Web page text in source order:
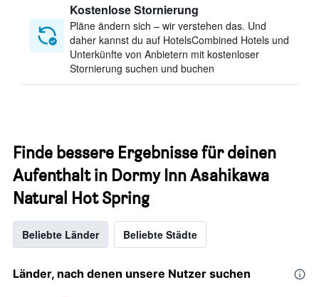
Kostenlose Stornierung
Pläne ändern sich – wir verstehen das. Und
daher kannst du auf HotelsCombined Hotels und
Unterkünfte von Anbietern mit kostenloser
Stornierung suchen und buchen
Finde bessere Ergebnisse für deinen
Aufenthalt in Dormy Inn Asahikawa
Natural Hot Spring
Beliebte Länder Beliebte Städte
Länder, nach denen unsere Nutzer suchen